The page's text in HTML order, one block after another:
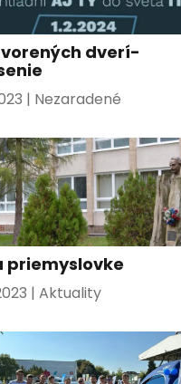
dverí-
| Nezaradené
priemyslovke
| Aktuality